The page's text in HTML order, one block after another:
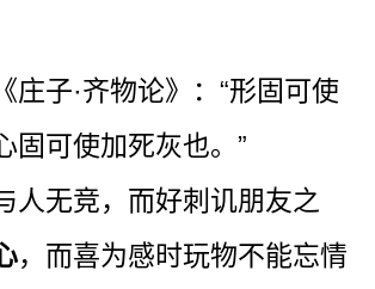
庄子·齐物论》：“形固可使
固可使加死灰也。”
人无竞，而好刺讥朋友之
，而喜为感时玩物不能忘情